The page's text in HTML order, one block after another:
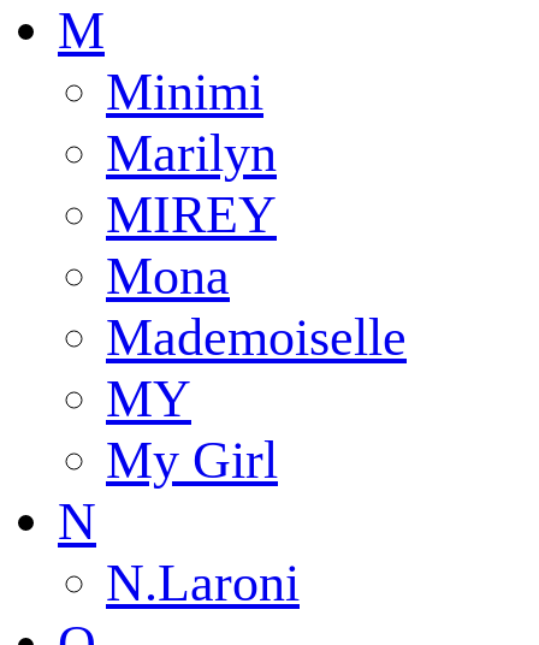
M
Minimi
Marilyn
MIREY
Mona
Mademoiselle
MY
My Girl
N
N.Laroni